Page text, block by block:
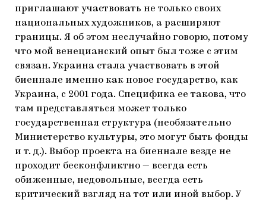
приглашают участвовать не только своих
национальных художников, а расширяют
границы. Я об этом неслучайно говорю, потому
что мой венецианский опыт был тоже с этим
связан. Украина стала участвовать в этой
биеннале именно как новое государство, как
Украина, с 2001 года. Специфика ее такова, что
там представляться может только
государственная структура (необязательно
Министерство культуры, это могут быть фонды
и т. д.). Выбор проекта на биеннале везде не
проходит бесконфликтно — всегда есть
обиженные, недовольные, всегда есть
критический взгляд на тот или иной выбор. У